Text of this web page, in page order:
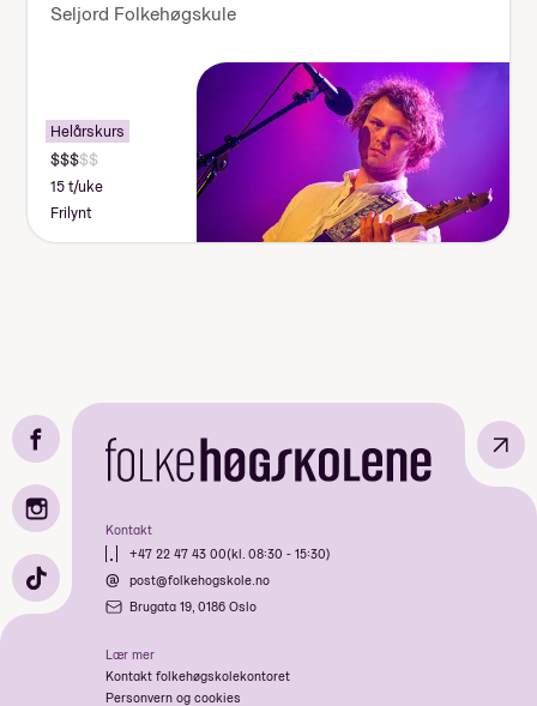
Seljord Folkehøgskule
Helårskurs
15 t/uke
Frilynt
Kontakt
+47 22 47 43 00(kl. 08:30 - 15:30)
post@folkehogskole.no
Brugata 19, 0186 Oslo
Lær mer
Kontakt folkehøgskolekontoret
Personvern og cookies
↗